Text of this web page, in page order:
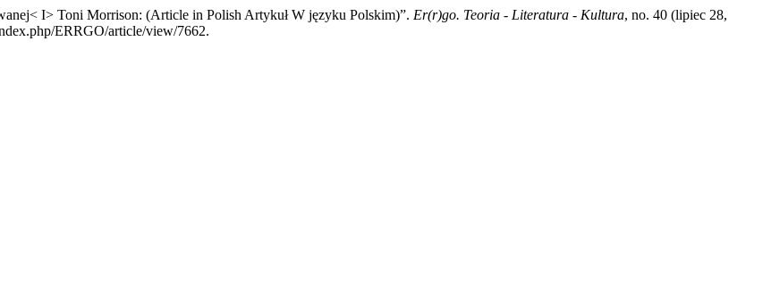
I> Toni Morrison: (Article in Polish Artykuł W języku Polskim)”. Er(r)go. Teoria - Literatura - Kultura, no. 40 (lipiec 28,
ERRGO/article/view/7662.